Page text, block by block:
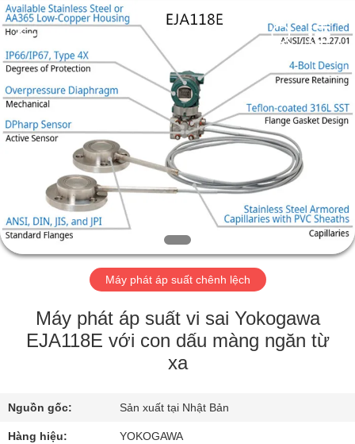
NHÀ
SẢN
CHÚNG
TÔI
CHUYẾN
THAM
MÁY
2026
Suzhou
Ephood
Automation
Co.,
Ltd..
All
Reserved.
Máy phát áp suất chênh lệch
Máy phát áp suất vi sai Yokogawa
EJA118E với con dấu màng ngăn từ
xa
Nguồn gốc: Sản xuất tại Nhật Bản
Hàng hiệu: YOKOGAWA